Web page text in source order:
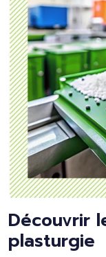
Découvrir
plasturgie